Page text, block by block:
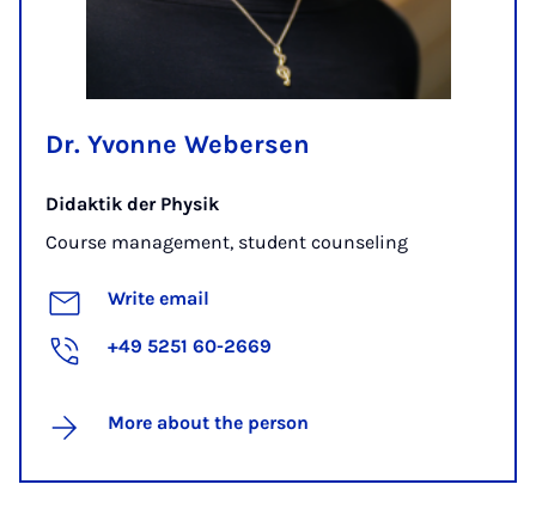
Dr. Yvonne Webersen
Didaktik der Physik
Course management, student counseling
Write email
+49 5251 60-2669
More about the person